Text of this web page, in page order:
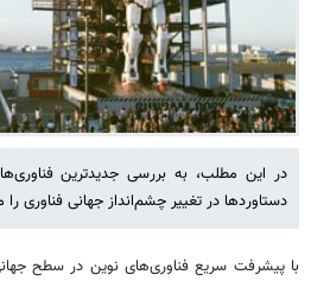
در این مطلب، به بررسی جدیدترین
دستاوردها در تغییر چشم‌انداز جهانی فناوری
با پیشرفت سریع فناوری‌های نوین در سطح